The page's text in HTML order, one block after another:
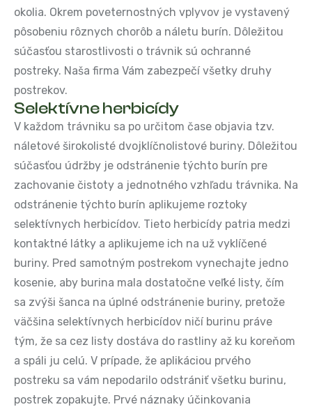
okolia. Okrem poveternostných vplyvov je vystavený
pôsobeniu rôznych chorôb a náletu burín. Dôležitou
súčasťou starostlivosti o trávnik sú ochranné
postreky. Naša firma Vám zabezpečí všetky druhy
postrekov.
Selektívne herbicídy
V každom trávniku sa po určitom čase objavia tzv.
náletové širokolisté dvojklíčnolistové buriny. Dôležitou
súčasťou údržby je odstránenie týchto burín pre
zachovanie čistoty a jednotného vzhľadu trávnika. Na
odstránenie týchto burín aplikujeme roztoky
selektívnych herbicídov. Tieto herbicídy patria medzi
kontaktné látky a aplikujeme ich na už vyklíčené
buriny. Pred samotným postrekom vynechajte jedno
kosenie, aby burina mala dostatočne veľké listy, čím
sa zvýši šanca na úplné odstránenie buriny, pretože
väčšina selektívnych herbicídov ničí burinu práve
tým, že sa cez listy dostáva do rastliny až ku koreňom
a spáli ju celú. V prípade, že aplikáciou prvého
postreku sa vám nepodarilo odstrániť všetku burinu,
postrek zopakujte. Prvé náznaky účinkovania